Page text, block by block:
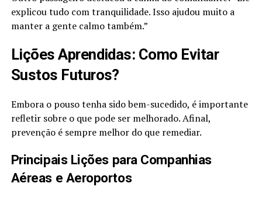
explicou tudo com tranquilidade. Isso ajudou muito a
manter a gente calmo também.”
Lições Aprendidas: Como Evitar
Sustos Futuros?
Embora o pouso tenha sido bem-sucedido, é importante
refletir sobre o que pode ser melhorado. Afinal,
prevenção é sempre melhor do que remediar.
Principais Lições para Companhias
Aéreas e Aeroportos